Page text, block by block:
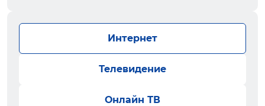
Интернет
Телевидение
Онлайн ТВ